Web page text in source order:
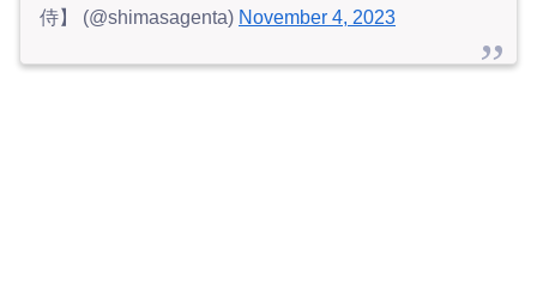
侍】 (@shimasagenta) November 4, 2023